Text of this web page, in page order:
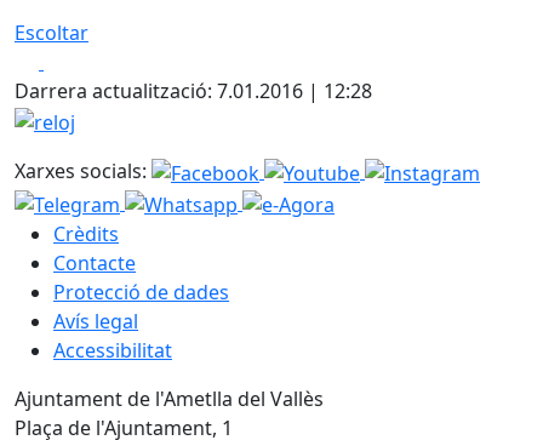
Escoltar
Darrera actualització: 7.01.2016 | 12:28
reloj
Xarxes socials:
Crèdits
Contacte
Protecció de dades
Avís legal
Accessibilitat
Ajuntament de l'Ametlla del Vallès
Plaça de l'Ajuntament, 1